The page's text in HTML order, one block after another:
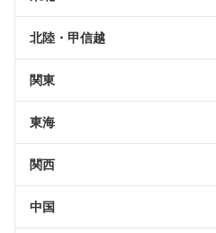
北陸・甲信越
関東
東海
関西
中国